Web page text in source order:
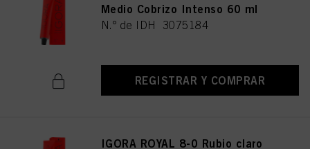
Medio Cobrizo Intenso 60 ml
N.º de IDH 3075184
REGISTRAR Y COMPRAR
IGORA ROYAL 8-0 Rubio claro